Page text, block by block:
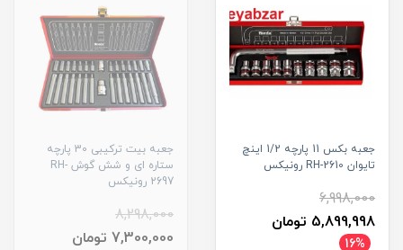
جعبه بکس 11 پارچه 1/2 اینچ
تایوان RH-2610 رونیکس
6,998,000
5,899,998 تومان
16%
جعبه بیت ترکیبی 30 پارچه
ستاره ای و شش گوش RH-
2697 رونیکس
8,298,000
7,300,000 تومان